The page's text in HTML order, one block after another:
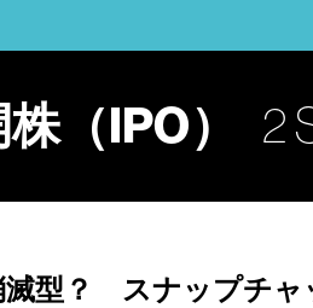
（IPO） 2
滅型？ スナップチャ